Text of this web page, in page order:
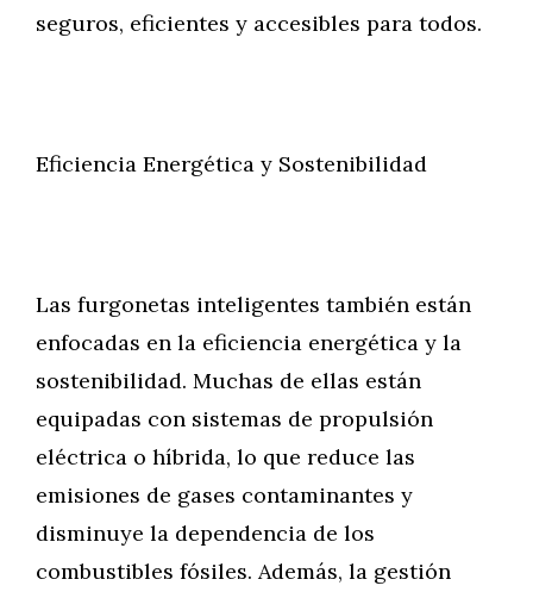
seguros, eficientes y accesibles para todos.
Eficiencia Energética y Sostenibilidad
Las furgonetas inteligentes también están
enfocadas en la eficiencia energética y la
sostenibilidad. Muchas de ellas están
equipadas con sistemas de propulsión
eléctrica o híbrida, lo que reduce las
emisiones de gases contaminantes y
disminuye la dependencia de los
combustibles fósiles. Además, la gestión